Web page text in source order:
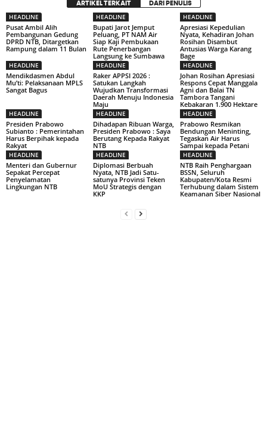
ARTIKEL TERKAIT DARI PENULIS
HEADLINE
Pusat Ambil Alih
Pembangunan Gedung
DPRD NTB, Ditargetkan
Rampung dalam 11 Bulan
HEADLINE
Bupati Jarot Jemput
Peluang, PT NAM Air
Siap Kaji Pembukaan
Rute Penerbangan
Langsung ke Sumbawa
HEADLINE
Apresiasi Kepedulian
Nyata, Kehadiran Johan
Rosihan Disambut
Antusias Warga Karang
Bage
HEADLINE
Mendikdasmen Abdul
Mu’ti: Pelaksanaan MPLS
Sangat Bagus
HEADLINE
Raker APPSI 2026 :
Satukan Langkah
Wujudkan Transformasi
Daerah Menuju Indonesia
Maju
HEADLINE
Johan Rosihan Apresiasi
Respons Cepat Manggala
Agni dan Balai TN
Tambora Tangani
Kebakaran 1.900 Hektare
HEADLINE
Presiden Prabowo
Subianto : Pemerintahan
Harus Berpihak kepada
Rakyat
HEADLINE
Dihadapan Ribuan Warga,
Presiden Prabowo : Saya
Berutang Kepada Rakyat
NTB
HEADLINE
Prabowo Resmikan
Bendungan Meninting,
Tegaskan Air Harus
Sampai kepada Petani
HEADLINE
Menteri dan Gubernur
Sepakat Percepat
Penyelamatan
Lingkungan NTB
HEADLINE
Diplomasi Berbuah
Nyata, NTB Jadi Satu-
satunya Provinsi Teken
MoU Strategis dengan
KKP
HEADLINE
NTB Raih Penghargaan
BSSN, Seluruh
Kabupaten/Kota Resmi
Terhubung dalam Sistem
Keamanan Siber Nasional